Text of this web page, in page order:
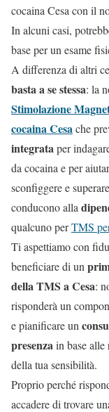
cocaina Cesa con il
In alcuni casi,
base per un esame
A differenza di altri
basta a se stessa: la
Stimolazione
cocaina Cesache
integrataper
da cocaina e per
sconfiggere e
conducono alla
qualcuno perTMS
Ti aspettiamo con
beneficiare di un
della TMS a Cesa:
risponderà un
e pianificare un
presenzain base alle
della tua sensibilità.
Proprio perché
accadere di trovare